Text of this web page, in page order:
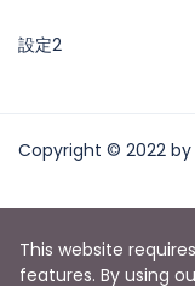
設定2
Copyright © 2022 by
This website
features. By using